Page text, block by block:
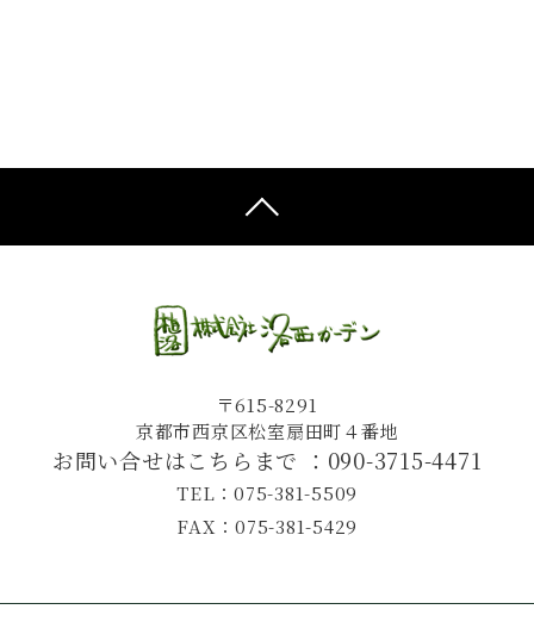
〒615-8291
京都市西京区松室扇田町４番地
お問い合せはこちらまで ： 090-3715-4471
TEL：075-381-5509
FAX：075-381-5429